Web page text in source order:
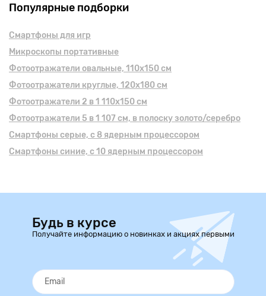
Популярные подборки
Смартфоны для игр
Микроскопы портативные
Фотоотражатели овальные, 110х150 см
Фотоотражатели круглые, 120x180 см
Фотоотражатели 2 в 1 110х150 см
Фотоотражатели 5 в 1 107 см, в полоску золото/серебро
Смартфоны серые, с 8 ядерным процессором
Смартфоны синие, с 10 ядерным процессором
Будь в курсе
Получайте информацию о новинках и акциях первыми